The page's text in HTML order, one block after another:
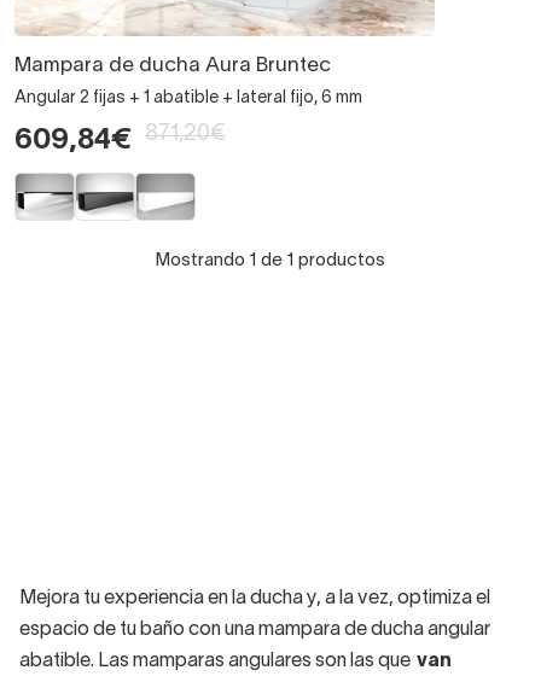
Mampara de ducha Aura Bruntec
Angular 2 fijas + 1 abatible + lateral fijo, 6 mm
609,84€ 871,20€
Mostrando 1 de 1 productos
Mejora tu experiencia en la ducha y, a la vez, optimiza el
espacio de tu baño con una mampara de ducha angular
abatible. Las mamparas angulares son las que van